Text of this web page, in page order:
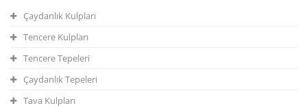
Çaydanlık Kulpları
Tencere Kulpları
Tencere Tepeleri
Çaydanlık Tepeleri
Tava Kulpları